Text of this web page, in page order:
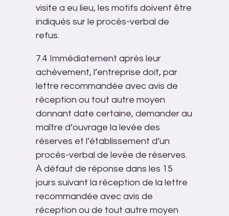
visite a eu lieu, les motifs doivent être
indiqués sur le procès-verbal de
refus.
7.4 Immédiatement après leur
achèvement, l’entreprise doit, par
lettre recommandée avec avis de
réception ou tout autre moyen
donnant date certaine, demander au
maître d’ouvrage la levée des
réserves et l’établissement d’un
procès-verbal de levée de réserves.
À défaut de réponse dans les 15
jours suivant la réception de la lettre
recommandée avec avis de
réception ou de tout autre moyen